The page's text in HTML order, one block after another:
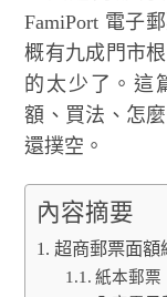
FamiPort 電子
概有九成門市
的太少了。這
額、買法、怎
還撲空。
內容摘要
超商郵票面額
紙本郵票